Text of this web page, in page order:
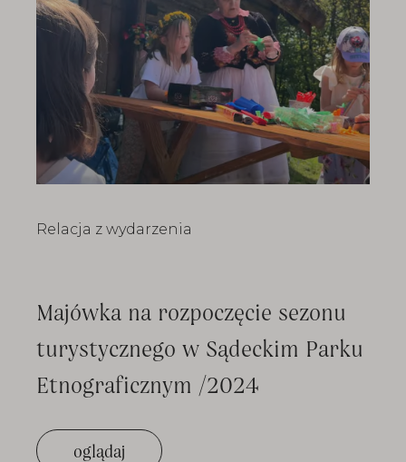
Relacja z wydarzenia
Majówka na rozpoczęcie sezonu
turystycznego w Sądeckim Parku
Etnograficznym /2024
oglądaj